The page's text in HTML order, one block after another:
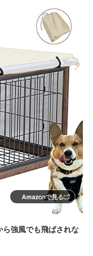
Amazonで見る
強風でも飛ばされな